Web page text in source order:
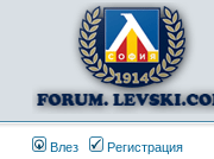
Влез Регистрация